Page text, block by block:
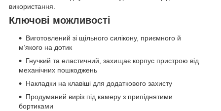
використання.
Ключові можливості
Виготовлений зі щільного силікону, приємного й
м’якого на дотик
Гнучкий та еластичний, захищає корпус пристрою від
механічних пошкоджень
Накладки на клавіші для додаткового захисту
Продуманий виріз під камеру з припіднятими
бортиками